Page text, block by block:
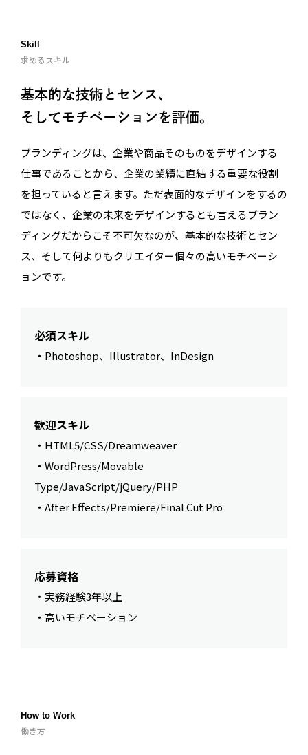
Skill
求めるスキル
基本的な技術とセンス、
そしてモチベーションを評価。
ブランディングは、企業や商品そのものをデザインする
仕事であることから、企業の業績に直結する重要な役割
を担っていると言えます。ただ表面的なデザインをするの
ではなく、企業の未来をデザインするとも言えるブラン
ディングだからこそ不可欠なのが、基本的な技術とセン
ス、そして何よりもクリエイター個々の高いモチベーシ
ョンです。
必須スキル
・Photoshop、Illustrator、InDesign
歓迎スキル
・HTML5/CSS/Dreamweaver
・WordPress/Movable
Type/JavaScript/jQuery/PHP
・After Effects/Premiere/Final Cut Pro
応募資格
・実務経験3年以上
・高いモチベーション
How to Work
働き方